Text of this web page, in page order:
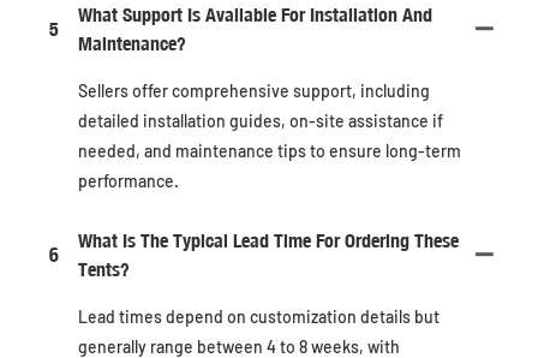
5
What Support Is Available For Installation And
Maintenance?
Sellers offer comprehensive support, including
detailed installation guides, on-site assistance if
needed, and maintenance tips to ensure long-term
performance.
6
What Is The Typical Lead Time For Ordering These
Tents?
Lead times depend on customization details but
generally range between 4 to 8 weeks, with